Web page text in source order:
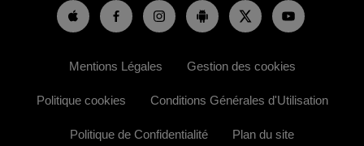
Mentions Légales Gestion des cookies
Politique cookies Conditions Générales d'Utilisation
Politique de Confidentialité Plan du site